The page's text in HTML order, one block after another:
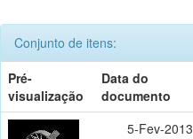
Conjunto de itens:
Pré-
visualização
Data do
documento
5-Fev-2013